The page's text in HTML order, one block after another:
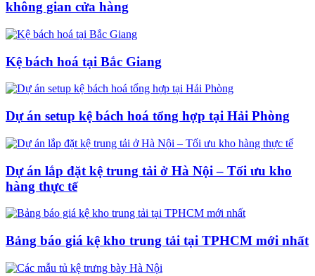
không gian cửa hàng
Kệ bách hoá tại Bắc Giang
Dự án setup kệ bách hoá tổng hợp tại Hải Phòng
Dự án lắp đặt kệ trung tải ở Hà Nội – Tối ưu kho
hàng thực tế
Bảng báo giá kệ kho trung tải tại TPHCM mới nhất